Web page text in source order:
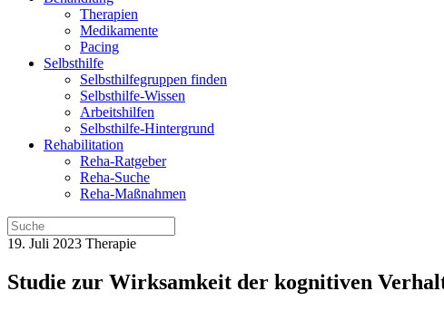
Therapien
Medikamente
Pacing
Selbsthilfe
Selbsthilfegruppen finden
Selbsthilfe-Wissen
Arbeitshilfen
Selbsthilfe-Hintergrund
Rehabilitation
Reha-Ratgeber
Reha-Suche
Reha-Maßnahmen
19. Juli 2023 Therapie
Studie zur Wirksamkeit der kognitiven